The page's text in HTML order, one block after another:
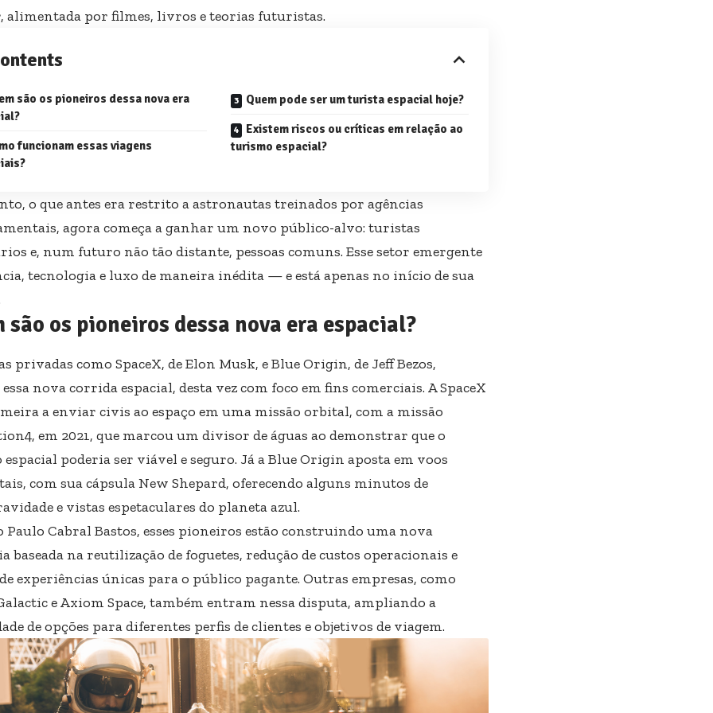
alimentada por filmes, livros e teorias futuristas.
são os pioneiros dessa nova era
funcionam essas viagens
Quem pode ser um turista espacial hoje?
Existem riscos ou críticas em relação ao
turismo espacial?
o que antes era restrito a astronautas treinados por agências
agora começa a ganhar um novo público-alvo: turistas
e, num futuro não tão distante, pessoas comuns. Esse setor emergente
tecnologia e luxo de maneira inédita — e está apenas no início de sua
são os pioneiros dessa nova era espacial?
privadas como SpaceX, de Elon Musk, e Blue Origin, de Jeff Bezos,
nova corrida espacial, desta vez com foco em fins comerciais. A SpaceX
a enviar civis ao espaço em uma missão orbital, com a missão
em 2021, que marcou um divisor de águas ao demonstrar que o
poderia ser viável e seguro. Já a Blue Origin aposta em voos
com sua cápsula New Shepard, oferecendo alguns minutos de
e vistas espetaculares do planeta azul.
Paulo Cabral Bastos, esses pioneiros estão construindo uma nova
baseada na reutilização de foguetes, redução de custos operacionais e
experiências únicas para o público pagante. Outras empresas, como
e Axiom Space, também entram nessa disputa, ampliando a
de opções para diferentes perfis de clientes e objetivos de viagem.